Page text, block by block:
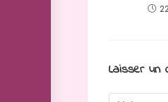
Laisser un